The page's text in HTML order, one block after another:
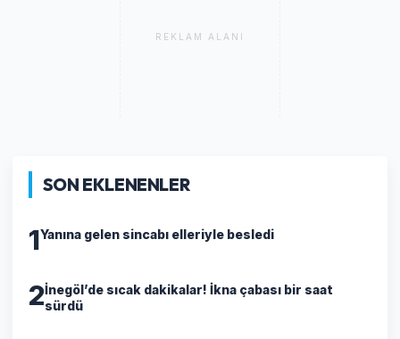
REKLAM ALANI
SON EKLENENLER
1Yanına gelen sincabı elleriyle besledi
2İnegöl’de sıcak dakikalar! İkna çabası bir saat
sürdü